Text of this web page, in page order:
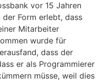
vor 15 Jahren
Form erlebt, dass
Mitarbeiter
wurde für
dass der
er als Programmierer
müsse, weil dies